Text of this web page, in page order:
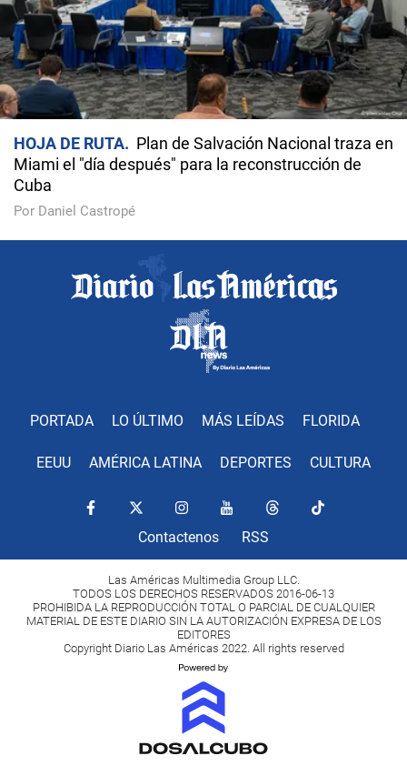
HOJA DE RUTA
Plan de Salvación Nacional traza en
Miami el "día después" para la reconstrucción de
Cuba
Por Daniel Castropé
PORTADA LO ÚLTIMO MÁS LEÍDAS FLORIDA
EEUU AMÉRICA LATINA DEPORTES CULTURA
Contactenos RSS
Las Américas Multimedia Group LLC.
TODOS LOS DERECHOS RESERVADOS 2016-06-13
PROHIBIDA LA REPRODUCCIÓN TOTAL O PARCIAL DE CUALQUIER
MATERIAL DE ESTE DIARIO SIN LA AUTORIZACIÓN EXPRESA DE LOS
EDITORES
Copyright Diario Las Américas 2022. All rights reserved